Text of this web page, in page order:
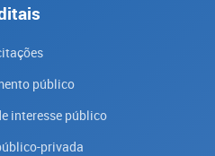
público
interesse público
privada